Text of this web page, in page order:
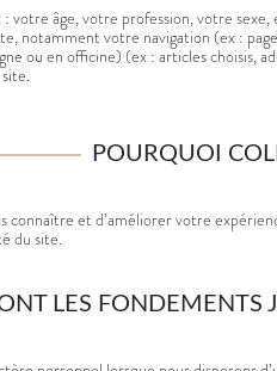
votre âge, votre profession, votre
notamment votre navigation (ex :
ou en officine) (ex : articles
POURQUOI
et d’améliorer votre
du site.
LES